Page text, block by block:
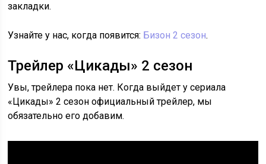
закладки.
Узнайте у нас, когда появится: Бизон 2 сезон.
Трейлер «Цикады» 2 сезон
Увы, трейлера пока нет. Когда выйдет у сериала
«Цикады» 2 сезон официальный трейлер, мы
обязательно его добавим.